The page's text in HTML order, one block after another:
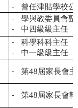
-
曾任津貼學校
-
學與教委員會副
-
中四級級主任
-
科學科科主任
-
中一級級主任
- 第48屆家長會
- 第48屆家長會